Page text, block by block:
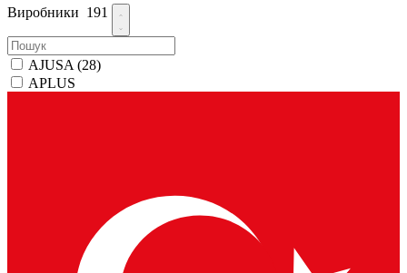
Виробники 191
AJUSA (28)
APLUS